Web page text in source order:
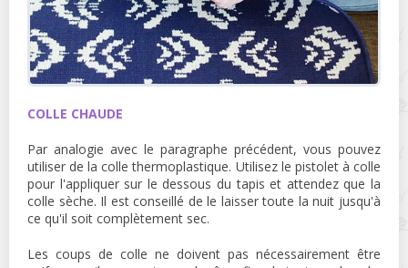
COLLE CHAUDE
Par analogie avec le paragraphe précédent, vous pouvez
utiliser de la colle thermoplastique. Utilisez le pistolet à colle
pour l'appliquer sur le dessous du tapis et attendez que la
colle sèche. Il est conseillé de le laisser toute la nuit jusqu'à
ce qu'il soit complètement sec.
Les coups de colle ne doivent pas nécessairement être